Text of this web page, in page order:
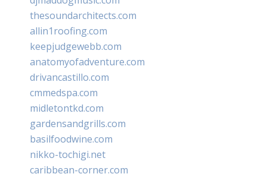
thesoundarchitects.com
allin1roofing.com
keepjudgewebb.com
anatomyofadventure.com
drivancastillo.com
cmmedspa.com
midletontkd.com
gardensandgrills.com
basilfoodwine.com
nikko-tochigi.net
caribbean-corner.com